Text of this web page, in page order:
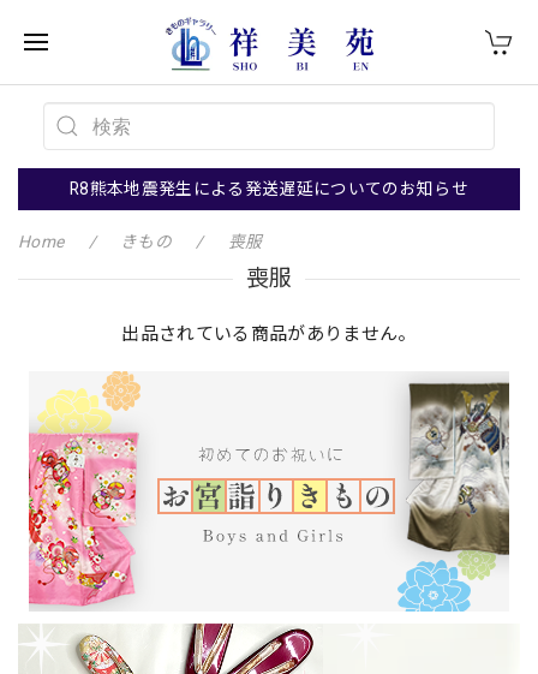
R8熊本地震発生による発送遅延についてのお知らせ
Home きもの 喪服
喪服
出品されている商品がありません。